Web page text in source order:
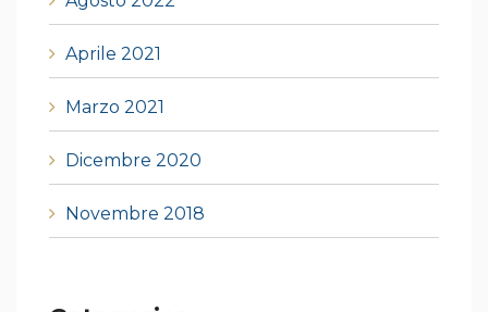
Aprile 2021
Marzo 2021
Dicembre 2020
Novembre 2018